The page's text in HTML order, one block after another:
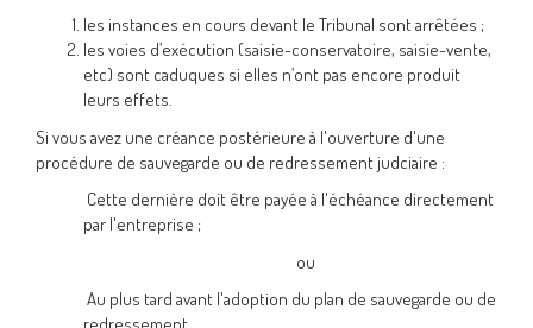
les instances en cours devant le Tribunal sont arrêtées ;
les voies d’exécution (saisie-conservatoire, saisie-vente,
etc) sont caduques si elles n’ont pas encore produit
leurs effets.
Si vous avez une créance postérieure à l'ouverture d'une
procédure de sauvegarde ou de redressement judciaire :
Cette dernière doit être payée à l'échéance directement
par l'entreprise ;
ou
Au plus tard avant l'adoption du plan de sauvegarde ou de